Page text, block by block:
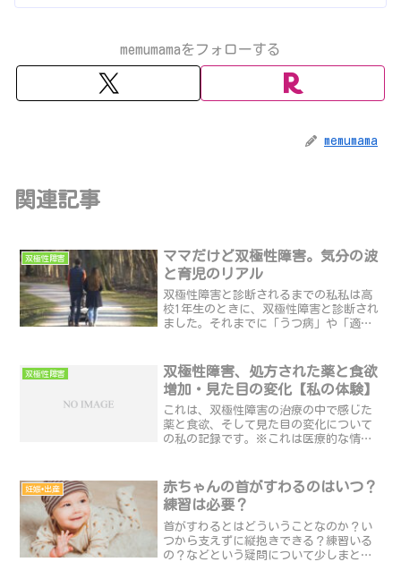
memumamaをフォローする
memumama
関連記事
双極性障害
ママだけど双極性障害。気分の波
と育児のリアル
双極性障害と診断されるまでの私私は高
校1年生のときに、双極性障害と診断され
ました。それまでに「うつ病」や「適応
人がなかなか経験しないようなことを重
ねて、深く傷つき、自分...
双極性障害
双極性障害、処方された薬と食欲
増加・見た目の変化【私の体験】
これは、双極性障害の治療の中で感じた
薬と食欲、そして見た目の変化について
の私の記録です。※これは医療的な情報
います。食欲というより「何かを求めて
しまう感覚」薬を飲み始め...
妊娠•出産
赤ちゃんの首がすわるのはいつ？
練習は必要？
首がすわるとはどういうことなのか？い
つから支えずに縦抱きできる？練習いる
の？などという疑問について少しまとめ